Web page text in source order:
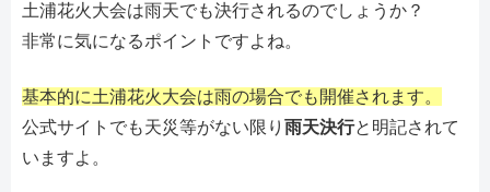
土浦花火大会は雨天でも決行されるのでしょうか？
非常に気になるポイントですよね。
基本的に土浦花火大会は雨の場合でも開催されます。
公式サイトでも天災等がない限り 雨天決行と明記されて
いますよ。